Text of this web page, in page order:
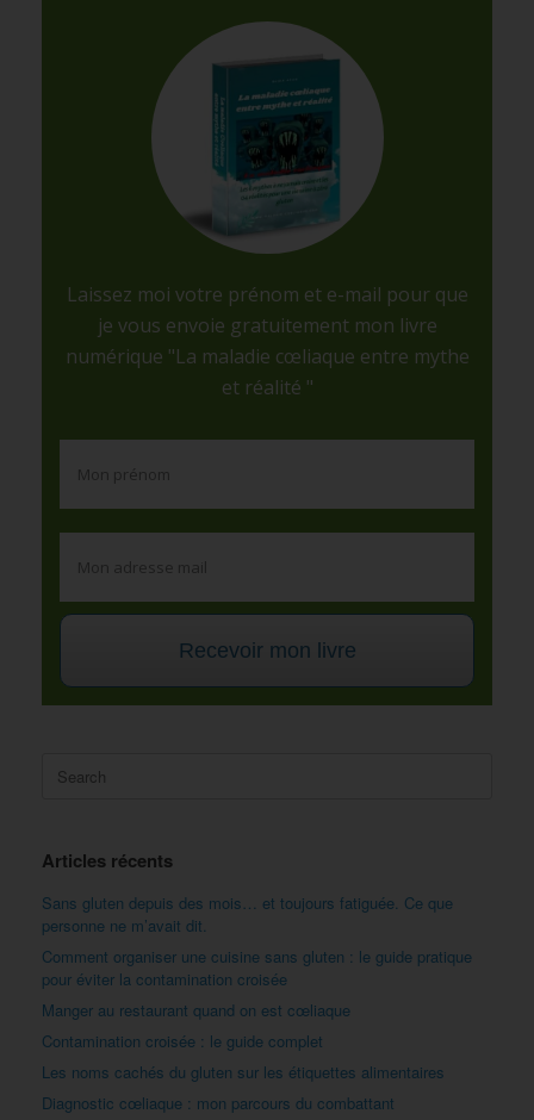
Laissez moi votre prénom et e-mail pour que
je vous envoie gratuitement mon livre
numérique "La maladie cœliaque entre mythe
et réalité "
Recevoir mon livre
for:
Articles récents
Sans gluten depuis des mois… et toujours fatiguée. Ce que
personne ne m’avait dit.
Comment organiser une cuisine sans gluten : le guide pratique
pour éviter la contamination croisée
Manger au restaurant quand on est cœliaque
Contamination croisée : le guide complet
Les noms cachés du gluten sur les étiquettes alimentaires
Diagnostic cœliaque : mon parcours du combattant